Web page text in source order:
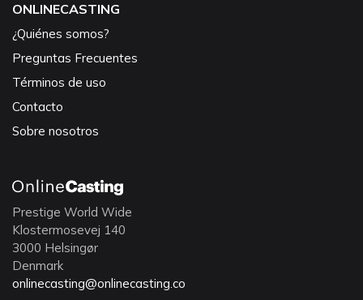
ONLINECASTING
¿Quiénes somos?
Preguntas Frecuentes
Términos de uso
Contacto
Sobre nosotros
Prestige World Wide
Klostermosevej 140
3000 Helsingør
Denmark
onlinecasting@onlinecasting.co